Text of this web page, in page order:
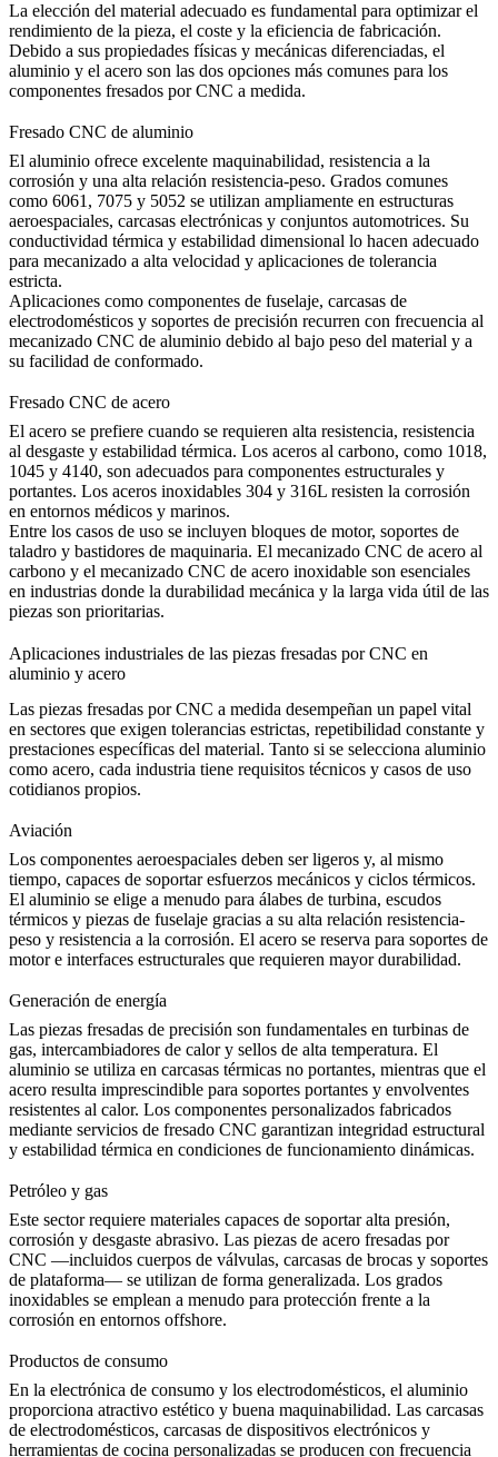
La elección del material adecuado es fundamental para optimizar el
rendimiento de la pieza, el coste y la eficiencia de fabricación.
Debido a sus propiedades físicas y mecánicas diferenciadas, el
aluminio y el acero son las dos opciones más comunes para los
componentes fresados por CNC a medida.
Fresado CNC de aluminio
El aluminio ofrece excelente maquinabilidad, resistencia a la
corrosión y una alta relación resistencia-peso. Grados comunes
como 6061, 7075 y 5052 se utilizan ampliamente en estructuras
aeroespaciales, carcasas electrónicas y conjuntos automotrices. Su
conductividad térmica y estabilidad dimensional lo hacen adecuado
para mecanizado a alta velocidad y aplicaciones de tolerancia
estricta.
Aplicaciones como componentes de fuselaje, carcasas de
electrodomésticos y soportes de precisión recurren con frecuencia al
mecanizado CNC de aluminio debido al bajo peso del material y a
su facilidad de conformado.
Fresado CNC de acero
El acero se prefiere cuando se requieren alta resistencia, resistencia
al desgaste y estabilidad térmica. Los aceros al carbono, como 1018,
1045 y 4140, son adecuados para componentes estructurales y
portantes. Los aceros inoxidables 304 y 316L resisten la corrosión
en entornos médicos y marinos.
Entre los casos de uso se incluyen bloques de motor, soportes de
taladro y bastidores de maquinaria. El mecanizado CNC de acero al
carbono y el mecanizado CNC de acero inoxidable son esenciales
en industrias donde la durabilidad mecánica y la larga vida útil de las
piezas son prioritarias.
Aplicaciones industriales de las piezas fresadas por CNC en
aluminio y acero
Las piezas fresadas por CNC a medida desempeñan un papel vital
en sectores que exigen tolerancias estrictas, repetibilidad constante y
prestaciones específicas del material. Tanto si se selecciona aluminio
como acero, cada industria tiene requisitos técnicos y casos de uso
cotidianos propios.
Aviación
Los componentes aeroespaciales deben ser ligeros y, al mismo
tiempo, capaces de soportar esfuerzos mecánicos y ciclos térmicos.
El aluminio se elige a menudo para álabes de turbina, escudos
térmicos y piezas de fuselaje gracias a su alta relación resistencia-
peso y resistencia a la corrosión. El acero se reserva para soportes de
motor e interfaces estructurales que requieren mayor durabilidad.
Generación de energía
Las piezas fresadas de precisión son fundamentales en turbinas de
gas, intercambiadores de calor y sellos de alta temperatura. El
aluminio se utiliza en carcasas térmicas no portantes, mientras que el
acero resulta imprescindible para soportes portantes y envolventes
resistentes al calor. Los componentes personalizados fabricados
mediante servicios de fresado CNC garantizan integridad estructural
y estabilidad térmica en condiciones de funcionamiento dinámicas.
Petróleo y gas
Este sector requiere materiales capaces de soportar alta presión,
corrosión y desgaste abrasivo. Las piezas de acero fresadas por
CNC —incluidos cuerpos de válvulas, carcasas de brocas y soportes
de plataforma— se utilizan de forma generalizada. Los grados
inoxidables se emplean a menudo para protección frente a la
corrosión en entornos offshore.
Productos de consumo
En la electrónica de consumo y los electrodomésticos, el aluminio
proporciona atractivo estético y buena maquinabilidad. Las carcasas
de electrodomésticos, carcasas de dispositivos electrónicos y
herramientas de cocina personalizadas se producen con frecuencia